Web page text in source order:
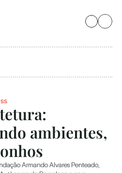
ambientes,
Armando Alvares Penteado,